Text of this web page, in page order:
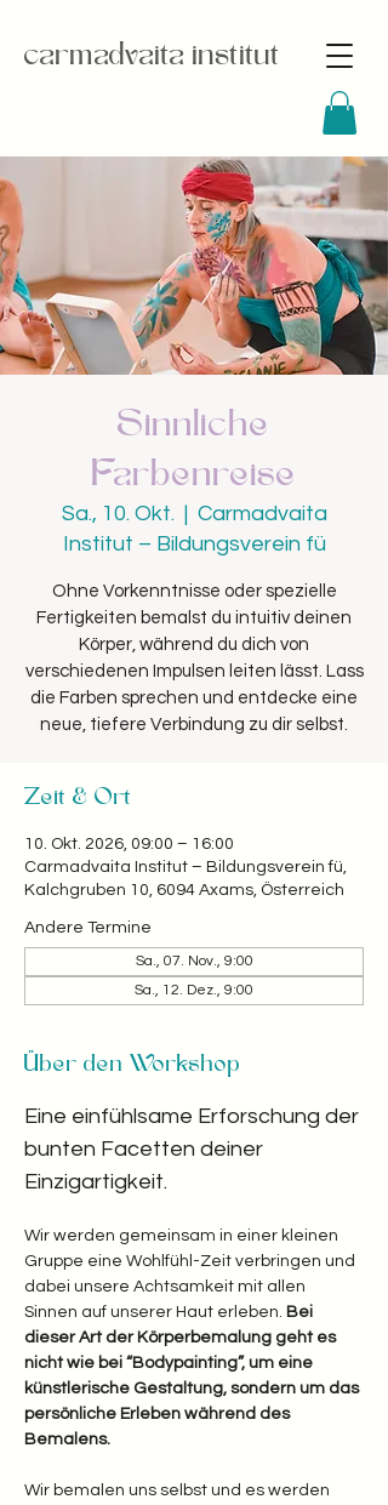
carmadvaita institut
Sinnliche
Farbenreise
Sa., 10. Okt.
  |
Carmadvaita
Institut – Bildungsverein fü
Ohne Vorkenntnisse oder spezielle
Fertigkeiten bemalst du intuitiv deinen
Körper, während du dich von
verschiedenen Impulsen leiten lässt. Lass
die Farben sprechen und entdecke eine
neue, tiefere Verbindung zu dir selbst.
Zeit & Ort
10. Okt. 2026, 09:00 – 16:00
Carmadvaita Institut – Bildungsverein fü,
Kalchgruben 10, 6094 Axams, Österreich
Andere Termine
Sa., 07. Nov., 9:00
Sa., 12. Dez., 9:00
Über den Workshop
Eine einfühlsame Erforschung der
bunten Facetten deiner
Einzigartigkeit.
Wir werden gemeinsam in einer kleinen
Gruppe eine Wohlfühl-Zeit verbringen und
dabei unsere Achtsamkeit mit allen
Sinnen auf unserer Haut erleben. Bei
dieser Art der Körperbemalung geht es
nicht wie bei “Bodypainting”, um eine
künstlerische Gestaltung, sondern um das
persönliche Erleben während des
Bemalens.
Wir bemalen uns selbst und es werden